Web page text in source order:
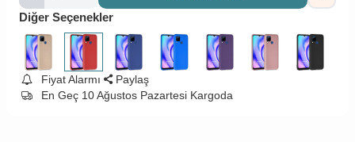
Diğer Seçenekler
Fiyat Alarmı
Paylaş
En Geç 10 Ağustos Pazartesi Kargoda